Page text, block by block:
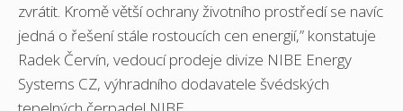
zvrátit. Kromě větší ochrany životního prostředí se navíc
jedná o řešení stále rostoucích cen energií,” konstatuje
Radek Červín, vedoucí prodeje divize NIBE Energy
Systems CZ, výhradního dodavatele švédských